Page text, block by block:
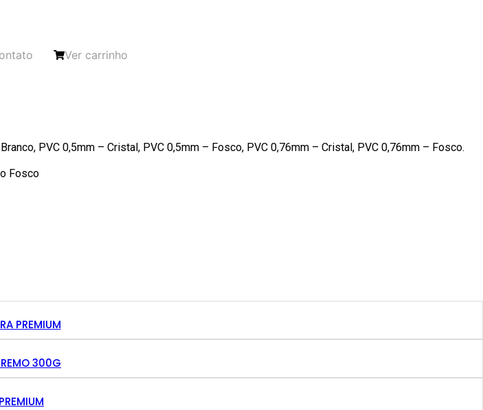
Ver carrinho
PVC 0,5mm – Cristal, PVC 0,5mm – Fosco, PVC 0,76mm – Cristal, PVC 0,76mm – Fosco.
Fosco
PREMIUM
300G
PREMIUM